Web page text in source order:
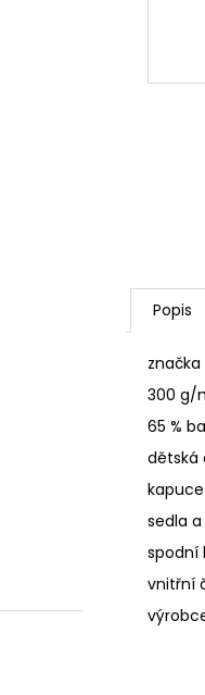
Popis
značka
300 g/
65 %
dětská
sedla
spodní
vnitřní